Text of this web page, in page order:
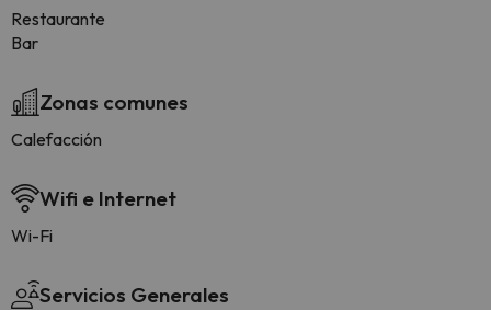
Restaurante
Bar
Zonas comunes
Calefacción
Wifi e Internet
Wi-Fi
Servicios Generales